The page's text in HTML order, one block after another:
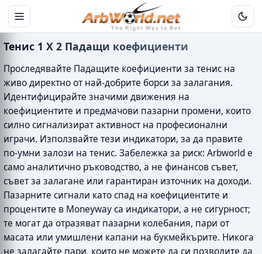
Тенис 1 X 2 Падащи коефициенти
Проследявайте Падащите коефициенти за тенис на
живо директно от най-добрите борси за залагания.
Идентифицирайте значими движения на
коефициентите и предмачови пазарни промени, които
силно сигнализират активност на професионални
играчи. Използвайте тези индикатори, за да правите
по-умни залози на тенис. Забележка за риск: Arbworld е
само аналитично ръководство, а не финансов съвет,
съвет за залагане или гарантиран източник на доходи.
Пазарните сигнали като спад на коефициентите и
процентите в Moneyway са индикатори, а не сигурност;
те могат да отразяват пазарни колебания, пари от
масата или умишлени капани на букмейкърите. Никога